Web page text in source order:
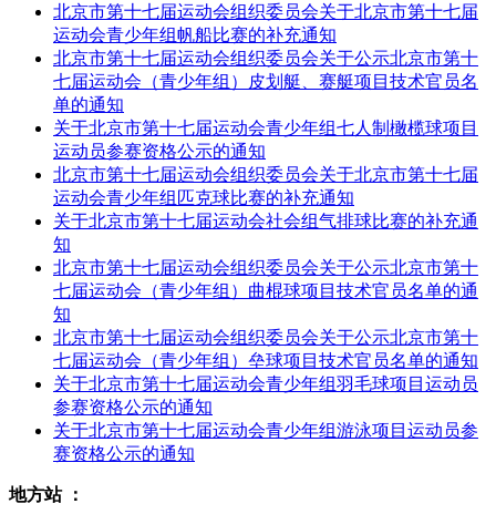
北京市第十七届运动会组织委员会关于北京市第十七届
运动会青少年组帆船比赛的补充通知
北京市第十七届运动会组织委员会关于公示北京市第十
七届运动会（青少年组）皮划艇、赛艇项目技术官员名
单的通知
关于北京市第十七届运动会青少年组七人制橄榄球项目
运动员参赛资格公示的通知
北京市第十七届运动会组织委员会关于北京市第十七届
运动会青少年组匹克球比赛的补充通知
关于北京市第十七届运动会社会组气排球比赛的补充通
知
北京市第十七届运动会组织委员会关于公示北京市第十
七届运动会（青少年组）曲棍球项目技术官员名单的通
知
北京市第十七届运动会组织委员会关于公示北京市第十
七届运动会（青少年组）垒球项目技术官员名单的通知
关于北京市第十七届运动会青少年组羽毛球项目运动员
参赛资格公示的通知
关于北京市第十七届运动会青少年组游泳项目运动员参
赛资格公示的通知
地方站 ：